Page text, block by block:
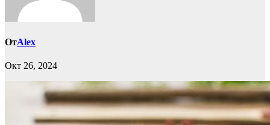
ОтAlex
Окт 26, 2024